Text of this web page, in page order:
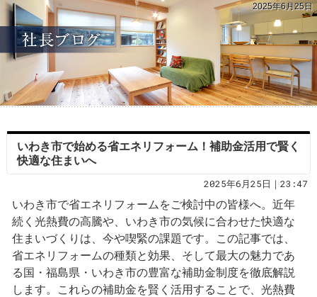
2025年6月25日
いわき市で始める省エネリフォーム！補助金活用で賢く
快適な住まいへ
2025年6月25日｜23:47
いわき市で省エネリフォームをご検討中の皆様へ。近年
続く光熱費の高騰や、いわき市の気候に合わせた快適な
住まいづくりは、今や喫緊の課題です。この記事では、
省エネリフォームの種類と効果、そして最大の魅力であ
る国・福島県・いわき市の豊富な補助金制度を徹底解説
します。これらの補助金を賢く活用することで、光熱費